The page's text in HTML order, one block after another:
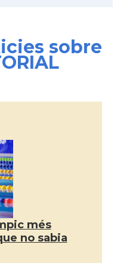
sobre
més
no sabia